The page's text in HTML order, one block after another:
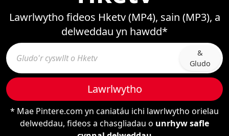
Lawrlwytho fideos Hketv (MP4), sain (MP3), a
delweddau yn hawdd*
&
Gludo
Lawrlwytho
* Mae Pintere.com yn caniatáu ichi lawrlwytho orielau
delweddau, fideos a chasgliadau o unrhyw safle